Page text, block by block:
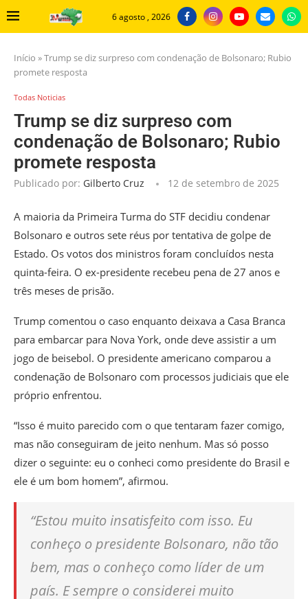
6 agosto , 2026
Início »Trump se diz surpreso com condenação de Bolsonaro; Rubio
promete resposta
Todas Noticias
Trump se diz surpreso com
condenação de Bolsonaro; Rubio
promete resposta
Publicado por: Gilberto Cruz 12 de setembro de 2025
A maioria da Primeira Turma do STF decidiu condenar
Bolsonaro e outros sete réus por tentativa de golpe de
Estado. Os votos dos ministros foram concluídos nesta
quinta-feira. O ex-presidente recebeu pena de 27 anos e
três meses de prisão.
Trump comentou o caso enquanto deixava a Casa Branca
para embarcar para Nova York, onde deve assistir a um
jogo de beisebol. O presidente americano comparou a
condenação de Bolsonaro com processos judiciais que ele
próprio enfrentou.
“Isso é muito parecido com o que tentaram fazer comigo,
mas não conseguiram de jeito nenhum. Mas só posso
dizer o seguinte: eu o conheci como presidente do Brasil e
ele é um bom homem”, afirmou.
“Estou muito insatisfeito com isso. Eu
conheço o presidente Bolsonaro, não tão
bem, mas o conheço como líder de um
país. E sempre o considerei muito